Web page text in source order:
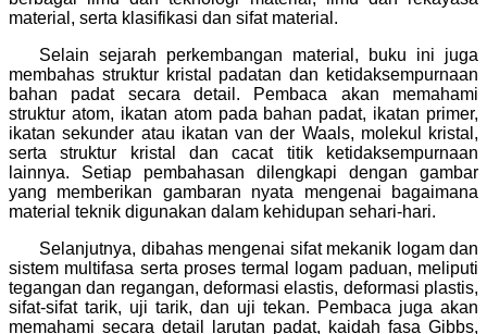
material, serta klasifikasi dan sifat material.
Selain sejarah perkembangan material, buku ini juga
membahas struktur kristal padatan dan ketidaksempurnaan
bahan padat secara detail. Pembaca akan memahami
struktur atom, ikatan atom pada bahan padat, ikatan primer,
ikatan sekunder atau ikatan van der Waals, molekul kristal,
serta struktur kristal dan cacat titik ketidaksempurnaan
lainnya. Setiap pembahasan dilengkapi dengan gambar
yang memberikan gambaran nyata mengenai bagaimana
material teknik digunakan dalam kehidupan sehari-hari.
Selanjutnya, dibahas mengenai sifat mekanik logam dan
sistem multifasa serta proses termal logam paduan, meliputi
tegangan dan regangan, deformasi elastis, deformasi plastis,
sifat-sifat tarik, uji tarik, dan uji tekan. Pembaca juga akan
memahami secara detail larutan padat, kaidah fasa Gibbs,